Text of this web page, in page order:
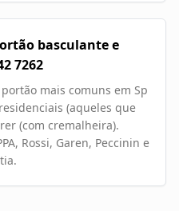
basculante e
7262
mais comuns em Sp
(aqueles que
(com cremalheira).
Rossi, Garen, Peccinin e